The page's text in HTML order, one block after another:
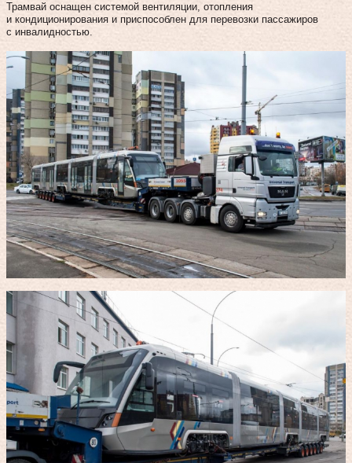
Трамвай оснащен системой вентиляции, отопления
и кондиционирования и приспособлен для перевозки пассажиров
с инвалидностью.